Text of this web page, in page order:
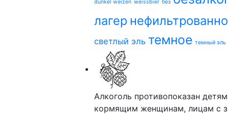
dunkel weizen weissbier без
лагер
светлый эль темное темный эль
Алкоголь противопоказан
кормящим женщинам, лицам с